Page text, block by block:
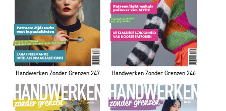
Handwerken Zonder Grenzen 247 Handwerken Zonder Grenzen 246